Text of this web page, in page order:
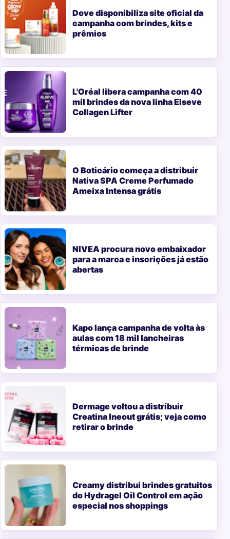
Dove disponibiliza site oficial da
campanha com brindes, kits e
prêmios
L'Oréal libera campanha com 40
mil brindes da nova linha Elseve
Collagen Lifter
O Boticário começa a distribuir
Nativa SPA Creme Perfumado
Ameixa Intensa grátis
NIVEA procura novo embaixador
para a marca e inscrições já estão
abertas
Kapo lança campanha de volta às
aulas com 18 mil lancheiras
térmicas de brinde
Dermage voltou a distribuir
Creatina Ineout grátis; veja como
retirar o brinde
Creamy distribui brindes gratuitos
do Hydragel Oil Control em ação
especial nos shoppings